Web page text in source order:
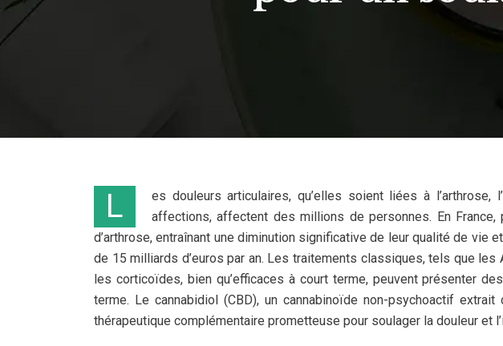
Les douleurs articulaires, qu’elles soient liées à l’arthrose, l’arthrite rhumatoïde, la tendinite ou d’autres
affections, affectent des millions de personnes. En
d’arthrose, entraînant une diminution significative de leur qualité de vie
de 15 milliards d’euros par an. Les traitements classiques, tels que
les corticoïdes, bien qu’efficaces à court terme, peuvent présenter
terme. Le cannabidiol (CBD), un cannabinoïde non-psychoactif
thérapeutique complémentaire prometteuse pour soulager la douleur et